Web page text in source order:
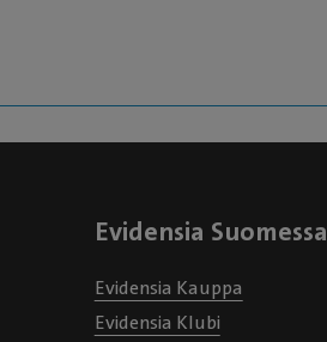
Evidensia Suomessa
Evidensia Kauppa
Evidensia Klubi